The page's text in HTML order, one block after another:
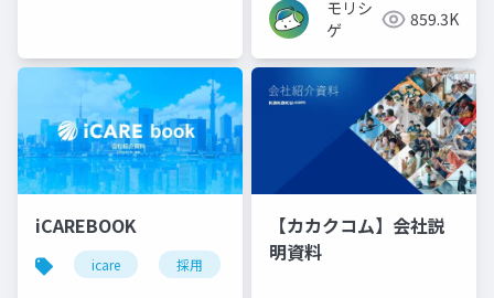
モリシ
ゲ
859.3K
iCAREBOOK
icare 採用 カルチャーデック
【カカクコム】会社説
明資料